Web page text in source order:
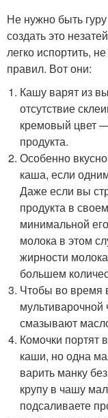
Не нужно быть
создать это
легко испортить,
правил. Вот они:
Кашу варят из
отсутствие
кремовый цвет
продукта.
Особенно
каша, если
Даже если вы
продукта в
минимальной
молока в этом
жирности
большем
Чтобы во время
смазывают
Комочки портят
каши, но одна
варить манку
крупу в чашу
подсаливаете